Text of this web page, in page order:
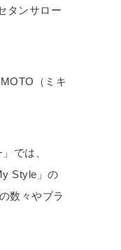
タンサロー
（ミキ
では、
Style」の
数々やブラ